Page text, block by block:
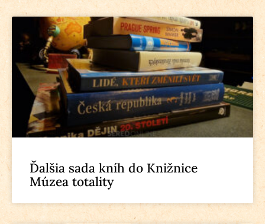
Ďalšia sada kníh do Knižnice
Múzea totality